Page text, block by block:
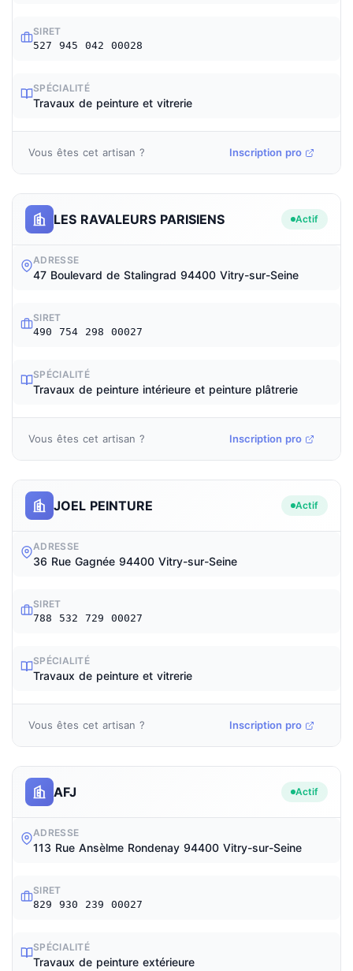
SIRET
527 945 042 00028
SPÉCIALITÉ
Travaux de peinture et vitrerie
Vous êtes cet artisan ? Inscription pro
LES RAVALEURS PARISIENS Actif
ADRESSE
47 Boulevard de Stalingrad 94400 Vitry-sur-Seine
SIRET
490 754 298 00027
SPÉCIALITÉ
Travaux de peinture intérieure et peinture plâtrerie
Vous êtes cet artisan ? Inscription pro
JOEL PEINTURE Actif
ADRESSE
36 Rue Gagnée 94400 Vitry-sur-Seine
SIRET
788 532 729 00027
SPÉCIALITÉ
Travaux de peinture et vitrerie
Vous êtes cet artisan ? Inscription pro
AFJ Actif
ADRESSE
113 Rue Ansèlme Rondenay 94400 Vitry-sur-Seine
SIRET
829 930 239 00027
SPÉCIALITÉ
Travaux de peinture extérieure